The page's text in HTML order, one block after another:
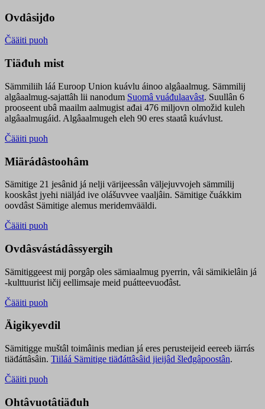
Ovdâsijđo
Čääiti puoh
Tiäđuh mist
Sämmiliih láá Euroop Union kuávlu áinoo algâaalmug. Sämmilij
algâaalmug-sajattâh lii nanodum Suomâ vuáđulaavâst. Suullân 6
prooseent ubâ maailm aalmugist ađai 476 miljovn olmožid kuleh
algâaalmugáid. Algâaalmugeh eleh 90 eres staatâ kuávlust.
Čääiti puoh
Miärádâstoohâm
Sämitige 21 jesânid já nelji värijeessân väljejuvvojeh sämmilij
kooskâst jyehi niäljád ive olášuvvee vaaljâin. Sämitige čuákkim
oovdâst Sämitige alemus meridemvääldi.
Čääiti puoh
Ovdâsvástádâssyergih
Sämitiggeest mij porgâp oles sämiaalmug pyerrin, vâi sämikielâin já
-kulttuurist ličij eellimsaje meid puátteevuođâst.
Čääiti puoh
Äigikyevdil
Sämitigge muštâl toimâinis median já eres perusteijeid eereeb iärrás
tiäđáttâsâin. Tiiláá Sämitige tiäđáttâsâid jieijâd šleđgâpoostân.
Čääiti puoh
Ohtâvuotâtiäđuh